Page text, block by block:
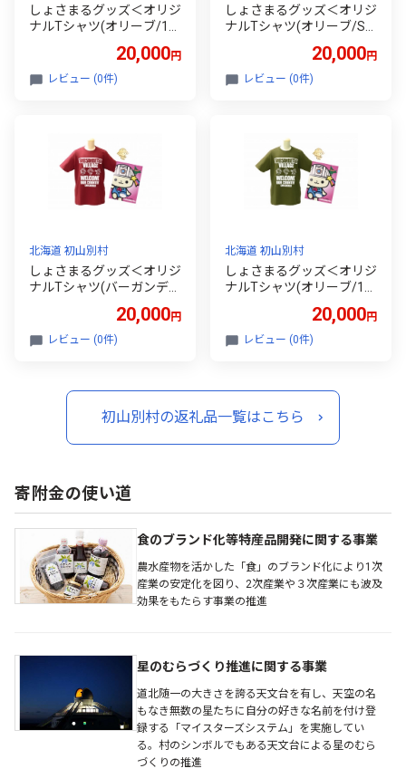
しょさまるグッズ＜オリジ
ナルTシャツ(オリーブ/12
0サイズ)・金のピンバッ
チ・メモ帳＞【1721930】
20,000円
レビュー (0件)
しょさまるグッズ＜オリジ
ナルTシャツ(オリーブ/S
サイズ)・金のピンバッ
チ・メモ帳＞【1721931】
20,000円
レビュー (0件)
北海道 初山別村
しょさまるグッズ＜オリジ
ナルTシャツ(バーガンデ
ィ/Lサイズ)・金のピンバ
ッチ・メモ帳＞【172192
7】
20,000円
レビュー (0件)
北海道 初山別村
しょさまるグッズ＜オリジ
ナルTシャツ(オリーブ/10
0サイズ)・金のピンバッ
チ・メモ帳＞【1721928】
20,000円
レビュー (0件)
初山別村の返礼品一覧はこちら
寄附金の使い道
食のブランド化等特産品開発に関する事業
農水産物を活かした「食」のブランド化により1次
産業の安定化を図り、2次産業や３次産業にも波及
効果をもたらす事業の推進
星のむらづくり推進に関する事業
道北随一の大きさを誇る天文台を有し、天空の名
もなき無数の星たちに自分の好きな名前を付け登
録する「マイスターズシステム」を実施してい
る。村のシンボルでもある天文台による星のむら
づくりの推進